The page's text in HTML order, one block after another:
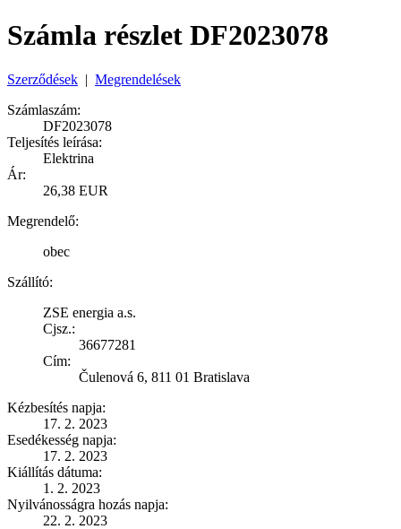
Számla részlet DF2023078
Szerződések | Megrendelések
Számlaszám:
DF2023078
Teljesítés leírása:
Elektrina
Ár:
26,38 EUR
Megrendelő:
obec
Szállító:
ZSE energia a.s.
Cjsz.:
36677281
Cím:
Čulenová 6, 811 01 Bratislava
Kézbesítés napja:
17. 2. 2023
Esedékesség napja:
17. 2. 2023
Kiállítás dátuma:
1. 2. 2023
Nyilvánosságra hozás napja:
22. 2. 2023